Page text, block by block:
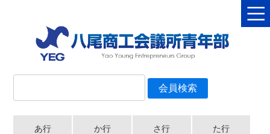
あ行 か行 さ行 た行